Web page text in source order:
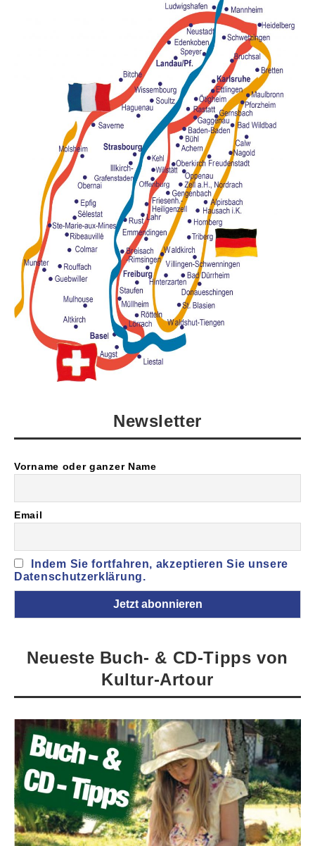
Newsletter
Vorname oder ganzer Name
Email
Indem Sie fortfahren, akzeptieren Sie unsere
Datenschutzerklärung.
Neueste Buch- & CD-Tipps von
Kultur-Artour